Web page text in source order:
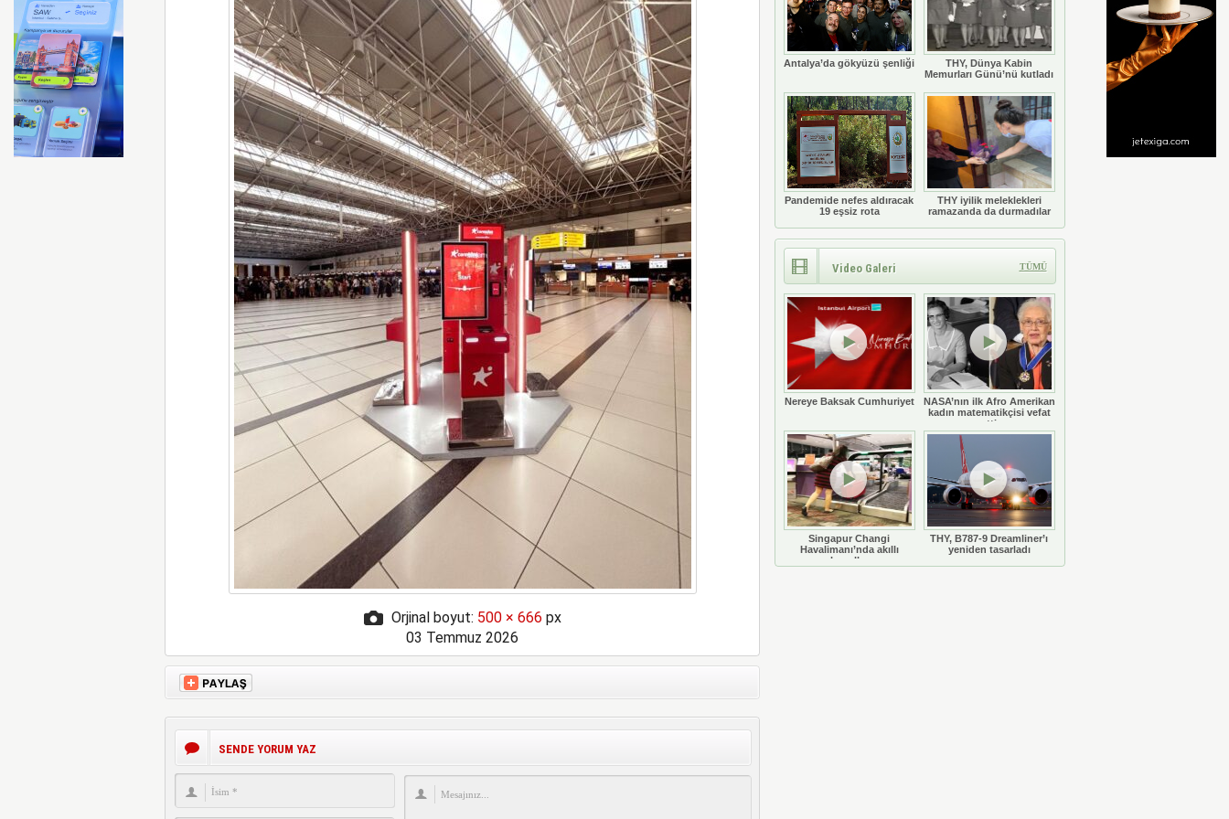
Orjinal boyut: 500 × 666 px
03 Temmuz 2026
SENDE YORUM YAZ
Antalya’da gökyüzü şenliği
THY, Dünya Kabin
Memurları Günü’nü kutladı
Pandemide nefes aldıracak
19 eşsiz rota
THY iyilik meleklekleri
ramazanda da durmadılar
Video Galeri TÜMÜ
Nereye Baksak Cumhuriyet
NASA’nın ilk Afro Amerikan
kadın matematikçisi vefat
etti
Singapur Changi
Havalimanı’nda akıllı
bavullar
THY, B787-9 Dreamliner’ı
yeniden tasarladı